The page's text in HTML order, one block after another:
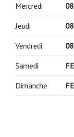
Mercredi
Jeudi
Vendredi
Samedi
Dimanche